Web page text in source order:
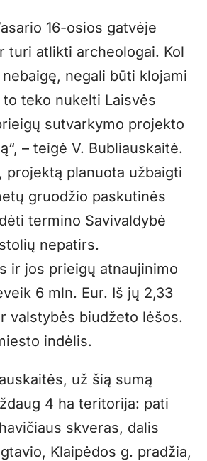
16-osios gatvėje
turi atlikti archeologai. Kol
negali būti klojami
teko nukelti Laisvės
sutvarkymo projekto
– teigė V. Bubliauskaitė.
projektą planuota užbaigti
gruodžio paskutinės
termino Savivaldybė
nepatirs.
ir jos prieigų atnaujinimo
6 mln. Eur. Iš jų 2,33
valstybės biudžeto lėšos.
indėlis.
už šią sumą
4 ha teritorija: pati
skveras, dalis
Klaipėdos g. pradžia,